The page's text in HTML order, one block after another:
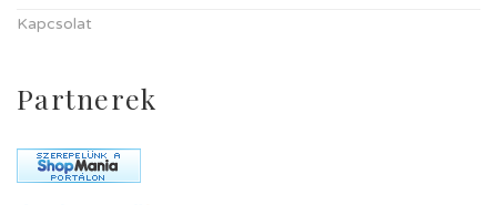
Kapcsolat
Partnerek